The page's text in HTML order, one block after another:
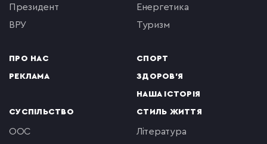
президент
ВРУ
ПРО НАС
РЕКЛАМА
енергетика
туризм
СПОРТ
ЗДОРОВ'Я
НАША ІСТОРІЯ
СУСПІЛЬСТВО
ООС
СТИЛЬ ЖИТТЯ
література